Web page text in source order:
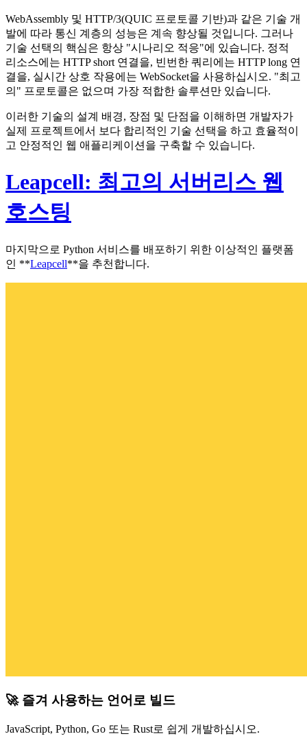
WebAssembly 및 HTTP/3(QUIC 프로토콜 기반)과 같은 기술 개
발에 따라 통신 계층의 성능은 계속 향상될 것입니다. 그러나
기술 선택의 핵심은 항상 "시나리오 적응"에 있습니다. 정적
리소스에는 HTTP short 연결을, 빈번한 쿼리에는 HTTP long 연
결을, 실시간 상호 작용에는 WebSocket을 사용하십시오. "최고
의" 프로토콜은 없으며 가장 적합한 솔루션만 있습니다.
이러한 기술의 설계 배경, 장점 및 단점을 이해하면 개발자가
실제 프로젝트에서 보다 합리적인 기술 선택을 하고 효율적이
고 안정적인 웹 애플리케이션을 구축할 수 있습니다.
Leapcell: 최고의 서버리스 웹
호스팅
마지막으로 Python 서비스를 배포하기 위한 이상적인 플랫폼
인 **Leapcell**을 추천합니다.
🚀 즐겨 사용하는 언어로 빌드
JavaScript, Python, Go 또는 Rust로 쉽게 개발하십시오.